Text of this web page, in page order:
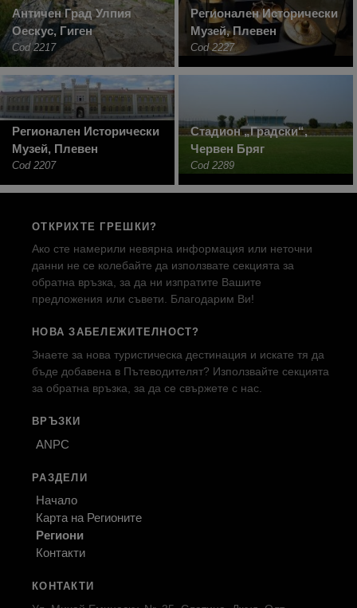
Античен Град Улпия
Оескус, Гиген
Cod 2217
Регионален Исторически
Музей, Плевен
Cod 2227
Регионален Исторически
Музей, Плевен
Cod 2207
Стадион „Градски“,
Червен Бряг
Cod 2289
ОТКРИХТЕ ГРЕШКИ?
Ако сте намерили невярна информация или неточни
данни не се колебайте да използвате секцията за
обратна връзка, за да ни изпратите Вашите
предложения или съвети. Благодарим Ви!
НОВА ЗАБЕЛЕЖИТЕЛНОСТ?
Знаете за нова туристическа дестинация и искате тя да
бъде добавена в Пътеводителят? Използвайте секцията
за обратна връзка, за да се свържете с нас.
ВРЪЗКИ
ANPC
РАЗДЕЛИ
Начало
Карта на Регионите
Региони
Контакти
КОНТАКТИ